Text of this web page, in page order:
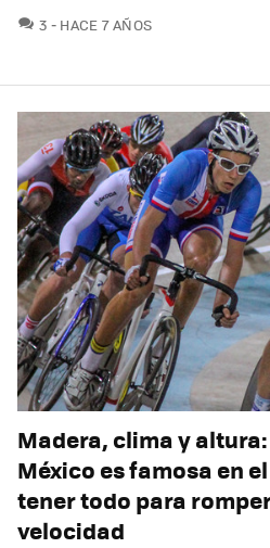
3 COMENTARIOS
HACE 7 AÑOS
Madera, clima y
México es famosa en
tener todo para
velocidad